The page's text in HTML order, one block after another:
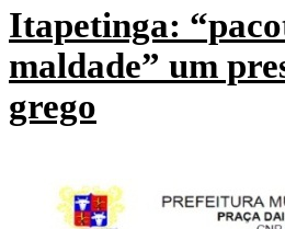
Itapetinga:
maldade” um
grego